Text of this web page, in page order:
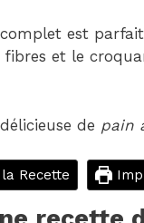
est
fibres et le
de pain
Recette